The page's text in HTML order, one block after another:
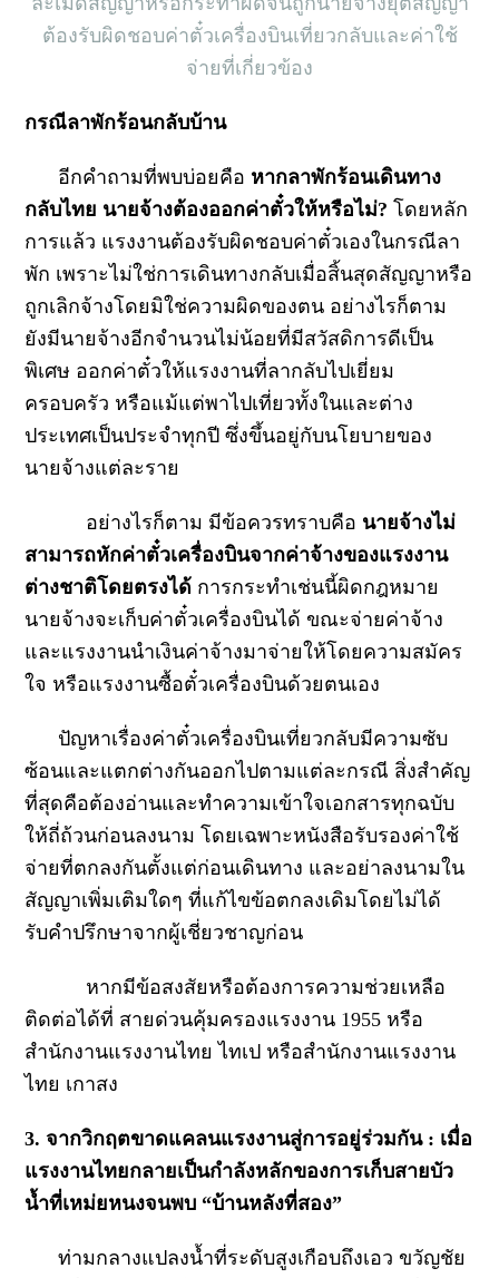
ต้องรับผิดชอบค่าตั๋วเครื่องบินเที่ยวกลับและค่าใช้
จ่ายที่เกี่ยวข้อง
กรณีลาพักร้อนกลับบ้าน
อีกคำถามที่พบบ่อยคือ หากลาพักร้อนเดินทาง
กลับไทย นายจ้างต้องออกค่าตั๋วให้หรือไม่?โดยหลัก
การแล้ว แรงงานต้องรับผิดชอบค่าตั๋วเองในกรณีลา
พัก เพราะไม่ใช่การเดินทางกลับเมื่อสิ้นสุดสัญญาหรือ
ถูกเลิกจ้างโดยมิใช่ความผิดของตน อย่างไรก็ตาม
ยังมีนายจ้างอีกจำนวนไม่น้อยที่มีสวัสดิการดีเป็น
พิเศษ ออกค่าตั๋วให้แรงงานที่ลากลับไปเยี่ยม
ครอบครัว หรือแม้แต่พาไปเที่ยวทั้งในและต่าง
ประเทศเป็นประจำทุกปี ซึ่งขึ้นอยู่กับนโยบายของ
นายจ้างแต่ละราย
อย่างไรก็ตาม มีข้อควรทราบคือ นายจ้างไม่
สามารถหักค่าตั๋วเครื่องบินจากค่าจ้างของแรงงาน
ต่างชาติโดยตรงได้ การกระทำเช่นนี้ผิดกฎหมาย
นายจ้างจะเก็บค่าตั๋วเครื่องบินได้ ขณะจ่ายค่าจ้าง
และแรงงานนำเงินค่าจ้างมาจ่ายให้โดยความสมัคร
ใจ หรือแรงงานซื้อตั๋วเครื่องบินด้วยตนเอง
ปัญหาเรื่องค่าตั๋วเครื่องบินเที่ยวกลับมีความซับ
ซ้อนและแตกต่างกันออกไปตามแต่ละกรณี สิ่งสำคัญ
ที่สุดคือต้องอ่านและทำความเข้าใจเอกสารทุกฉบับ
ให้ถี่ถ้วนก่อนลงนาม โดยเฉพาะหนังสือรับรองค่าใช้
จ่ายที่ตกลงกันตั้งแต่ก่อนเดินทาง และอย่าลงนามใน
สัญญาเพิ่มเติมใดๆ ที่แก้ไขข้อตกลงเดิมโดยไม่ได้
รับคำปรึกษาจากผู้เชี่ยวชาญก่อน
หากมีข้อสงสัยหรือต้องการความช่วยเหลือ
ติดต่อได้ที่ สายด่วนคุ้มครองแรงงาน 1955 หรือ
สำนักงานแรงงานไทย ไทเป หรือสำนักงานแรงงาน
ไทย เกาสง
3. จากวิกฤตขาดแคลนแรงงานสู่การอยู่ร่วมกัน : เมื่อ
แรงงานไทยกลายเป็นกำลังหลักของการเก็บสายบัว
น้ำที่เหม่ยหนงจนพบ “บ้านหลังที่สอง”
ท่ามกลางแปลงน้ำที่ระดับสูงเกือบถึงเอว ขวัญชัย